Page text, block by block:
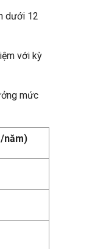
dưới 12
với kỳ
mức
năm)